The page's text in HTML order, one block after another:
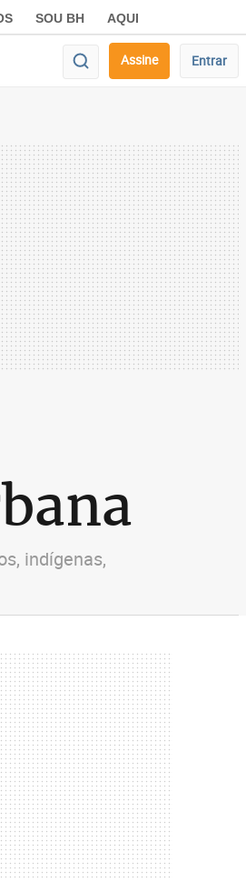
SOU BH AQUI
Assine Entrar
indígenas,